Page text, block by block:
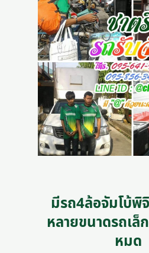
มีรถ4ล้อจัมโบ้พิ
หลายขนาดรถเล็
หมด